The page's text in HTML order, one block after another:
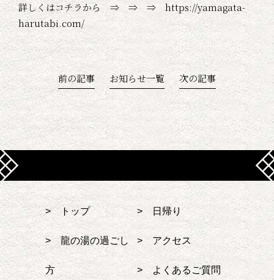
詳しくはコチラから ⇒ ⇒ ⇒ https://yamagata-
harutabi.com/
前の記事 お知らせ一覧 次の記事
> トップ
> 龍の湯の過ごし
方
> 日帰り
> アクセス
> よくあるご質問